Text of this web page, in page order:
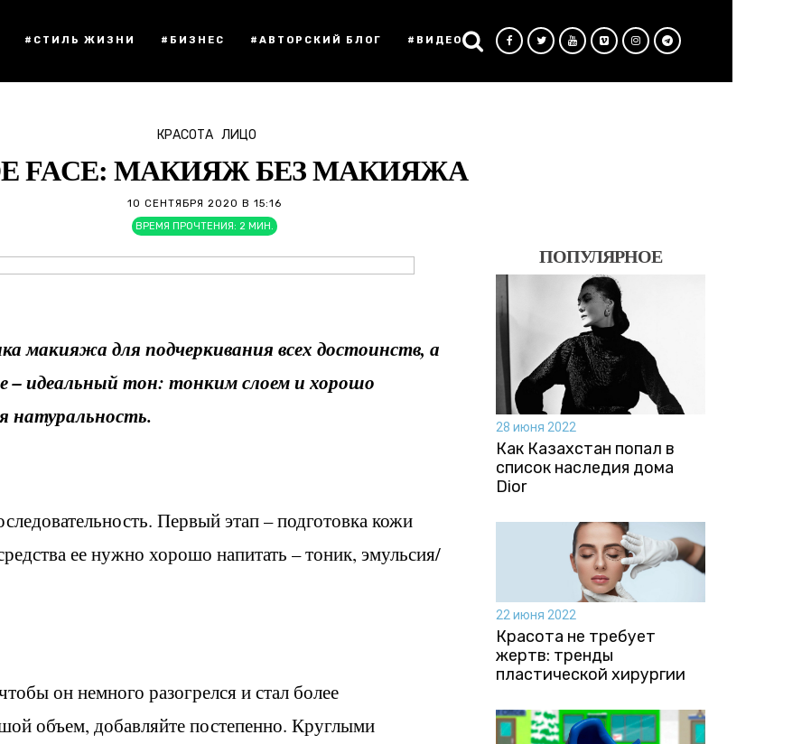
#СТИЛЬ ЖИЗНИ #БИЗНЕС #АВТОРСКИЙ БЛОГ #ВИДЕО
КРАСОТА ЛИЦО
FACE: МАКИЯЖ БЕЗ МАКИЯЖА
10 СЕНТЯБРЯ 2020 В 15:16
ВРЕМЯ ПРОЧТЕНИЯ: 2 МИН.
макияжа для подчеркивания всех достоинств, а
– идеальный тон: тонким слоем и хорошо
натуральность.
Первый этап – подготовка кожи
ее нужно хорошо напитать – тоник, эмульсия/
он немного разогрелся и стал более
объем, добавляйте постепенно. Круглыми
ПОПУЛЯРНОЕ
28 июня 2022
Как Казахстан попал в
список наследия дома
Dior
22 июня 2022
Красота не требует
жертв: тренды
пластической хирургии